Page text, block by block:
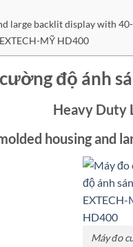
large backlit display with
MỸ HD400
độ ánh
Heavy Duty
housing and
Máy đo